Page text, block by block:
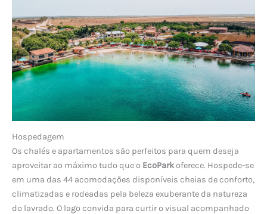
Hospedagem
Os chalés e apartamentos são perfeitos para quem deseja
aproveitar ao máximo tudo que o EcoParkoferece. Hospede-se
em uma das 44 acomodações disponíveis cheias de conforto,
climatizadas e rodeadas pela beleza exuberante da natureza
do lavrado. O lago convida para curtir o visual acompanhado